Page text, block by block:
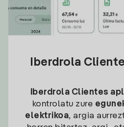
Iberdrola
Iberdrola Clientes
kontrolatu zure
elektrikoa, argia